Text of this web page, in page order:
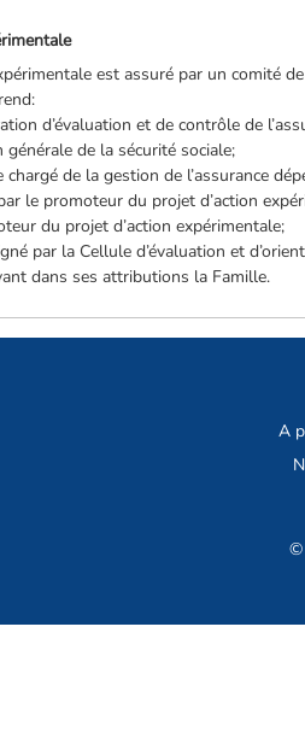
est assuré par un comité
d’évaluation et de contrôle de
générale de la sécurité sociale;
de la gestion de l’assurance
le promoteur du projet d’action
du projet d’action expérimentale;
par la Cellule d’évaluation et
dans ses attributions la Famille.
A
©